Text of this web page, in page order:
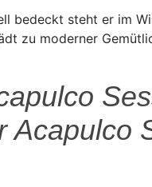
bedeckt steht er im
zu moderner
Acapulco